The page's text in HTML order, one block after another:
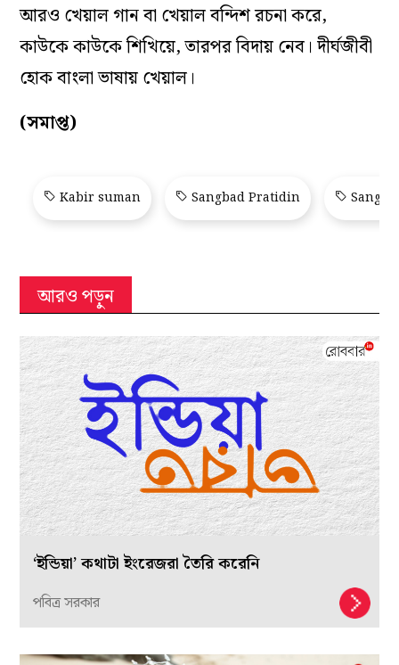
আরও খেয়াল গান বা খেয়াল বন্দিশ রচনা করে,
কাউকে কাউকে শিখিয়ে, তারপর বিদায় নেব। দীর্ঘজীবী
হোক বাংলা ভাষায় খেয়াল।
(সমাপ্ত)
Kabir suman Sangbad Pratidin
আরও পড়ুন
‘ইন্ডিয়া’ কথাটা ইংরেজরা তৈরি করেনি
পবিত্র সরকার